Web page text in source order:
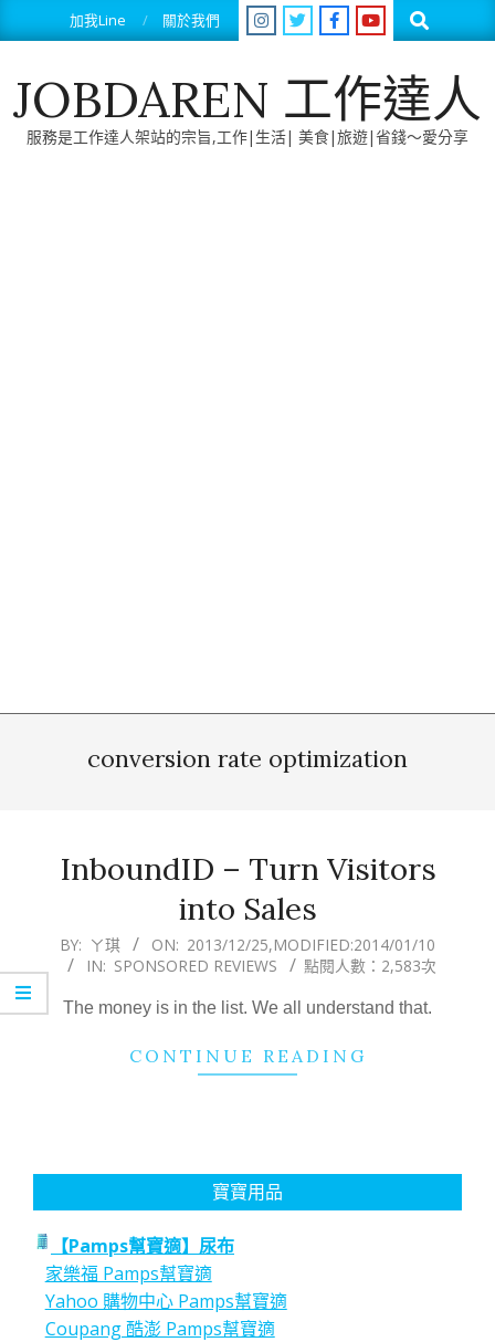
to
加我Line 關於我們 Search
JOBDAREN 工作達人
服務是工作達人架站的宗旨,工作|生活| 美食|旅遊|省錢～愛分享
conversion rate optimization
InboundID – Turn Visitors
into Sales
2013-
12-
25
BY: ㄚ琪 ON: 2013/12/25,MODIFIED:2014/01/10
IN: SPONSORED REVIEWS 點閱人數：2,583次
The money is in the list. We all understand that.
CONTINUE READING
寶寶用品
【Pamps幫寶適】尿布
家樂福 Pamps幫寶適
Yahoo 購物中心 Pamps幫寶適
Coupang 酷澎 Pamps幫寶適